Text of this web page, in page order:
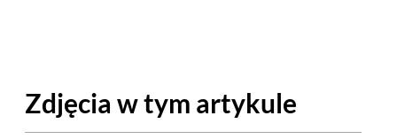
Zdjęcia w tym artykule
APTECZKA